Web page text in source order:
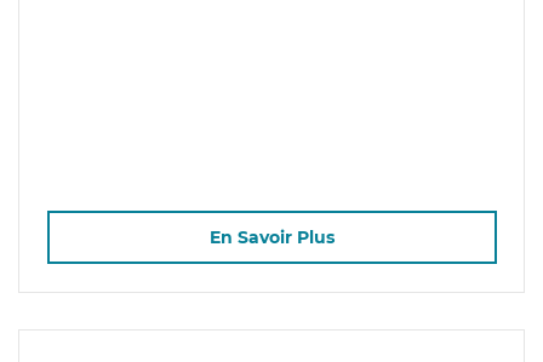
En Savoir Plus